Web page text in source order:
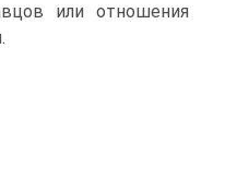
или отношения